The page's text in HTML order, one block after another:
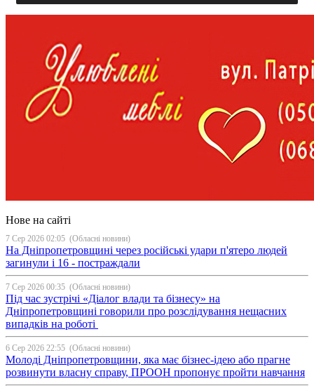
Нове на сайті
7 Сер 2026 02:05 (Обласні новини)
На Дніпропетровщині через російські удари п'ятеро людей
загинули і 16 - постраждали
7 Сер 2026 00:35 (Обласні новини)
Під час зустрічі «Діалог влади та бізнесу» на
Дніпропетровщині говорили про розслідування нещасних
випадків на роботі
6 Сер 2026 22:55 (Обласні новини)
Молоді Дніпропетровщини, яка має бізнес-ідею або прагне
розвинути власну справу, ПРООН пропонує пройти навчання